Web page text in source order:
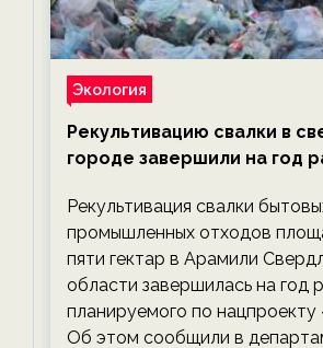
Экология
Рекультивацию свалки в
городе завершили на год
экологии на ECOportal
Рекультивация свалки
промышленных отходов
пяти гектар в Арамили
области завершилась на год
планируемого по нацпроекту
Об этом сообщили в